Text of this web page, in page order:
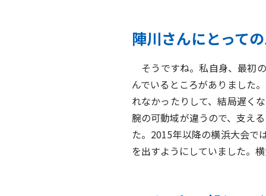
陣川さんにとって
そうですね。私自身、最初
んでいるところがありました
れなかったりして、結局遅く
腕の可動域が違うので、支え
た。2015年以降の横浜大会で
を出すようにしていました。